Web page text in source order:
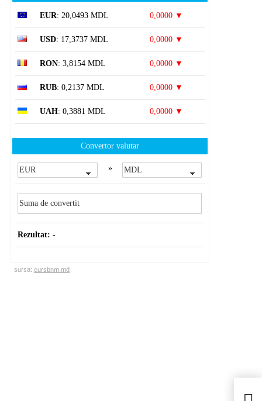
Un
EUR: 20,0493 MDL 0,0000 ▼
USD: 17,3737 MDL 0,0000 ▼
RON: 3,8154 MDL 0,0000 ▼
RUB: 0,2137 MDL 0,0000 ▼
UAH: 0,3881 MDL 0,0000 ▼
Convertor valutar
»
Rezultat: -
sursa: cursbnm.md